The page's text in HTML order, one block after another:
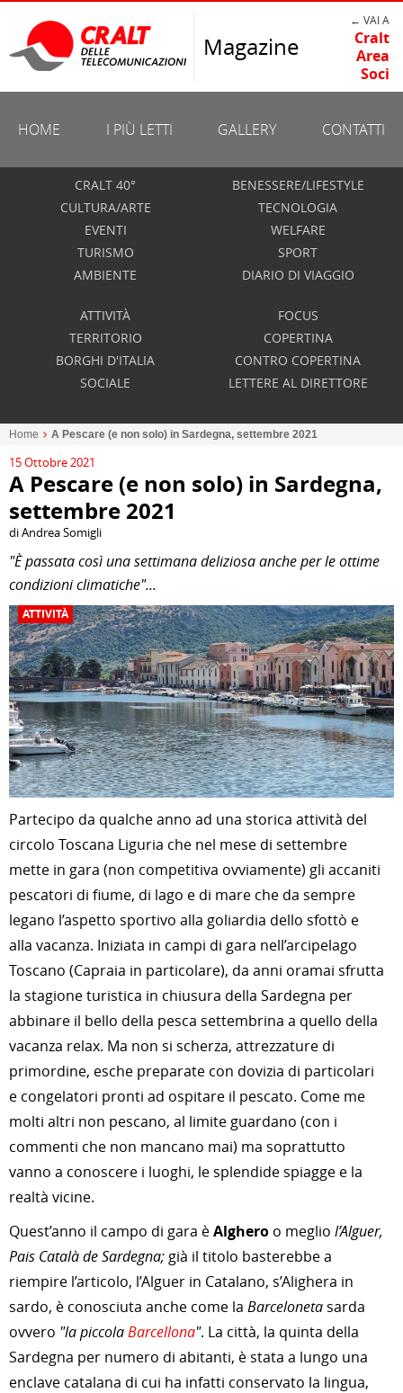
Magazine
← VAI A
Cralt
Area
Soci
HOME I PIÙ LETTI GALLERY CONTATTI
CRALT 40°
CULTURA/ARTE
EVENTI
TURISMO
AMBIENTE
BENESSERE/LIFESTYLE
TECNOLOGIA
WELFARE
SPORT
DIARIO DI VIAGGIO
ATTIVITÀ
TERRITORIO
BORGHI D'ITALIA
SOCIALE
FOCUS
COPERTINA
CONTRO COPERTINA
LETTERE AL DIRETTORE
Home A Pescare (e non solo) in Sardegna, settembre 2021
15 Ottobre 2021
A Pescare (e non solo) in Sardegna,
settembre 2021
di Andrea Somigli
"È passata così una settimana deliziosa anche per le ottime
condizioni climatiche"...
ATTIVITÀ
Partecipo da qualche anno ad una storica attività del
circolo Toscana Liguria che nel mese di settembre
mette in gara (non competitiva ovviamente) gli accaniti
pescatori di fiume, di lago e di mare che da sempre
legano l’aspetto sportivo alla goliardia dello sfottò e
alla vacanza. Iniziata in campi di gara nell’arcipelago
Toscano (Capraia in particolare), da anni oramai sfrutta
la stagione turistica in chiusura della Sardegna per
abbinare il bello della pesca settembrina a quello della
vacanza relax. Ma non si scherza, attrezzature di
primordine, esche preparate con dovizia di particolari
e congelatori pronti ad ospitare il pescato. Come me
molti altri non pescano, al limite guardano (con i
commenti che non mancano mai) ma soprattutto
vanno a conoscere i luoghi, le splendide spiagge e la
realtà vicine.
Quest’anno il campo di gara èAlghero o meglio l’Alguer,
Pais Català de Sardegna; già il titolo basterebbe a
riempire l’articolo, l’Alguer in Catalano, s’Alighera in
sardo, è conosciuta anche come la Barcelonetasarda
ovvero "la piccolaBarcellona". La città, la quinta della
Sardegna per numero di abitanti, è stata a lungo una
enclave catalana di cui ha infatti conservato la lingua,